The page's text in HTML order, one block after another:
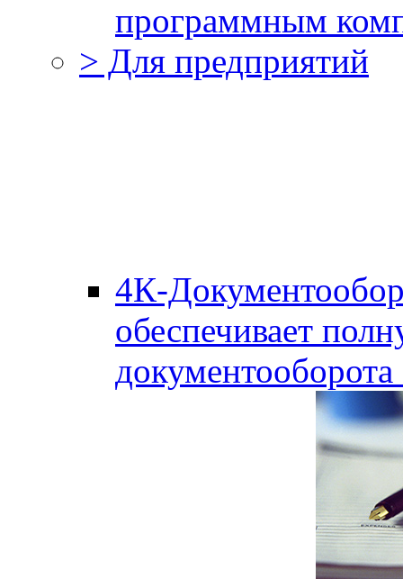
программным
> Для предприятий
4К-
обеспечивает